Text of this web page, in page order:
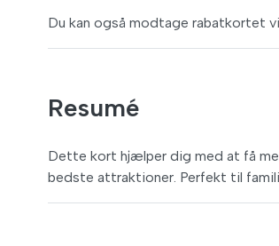
Du kan også modtage rabatkortet
Resumé
Dette kort hjælper dig med at få
bedste attraktioner. Perfekt til